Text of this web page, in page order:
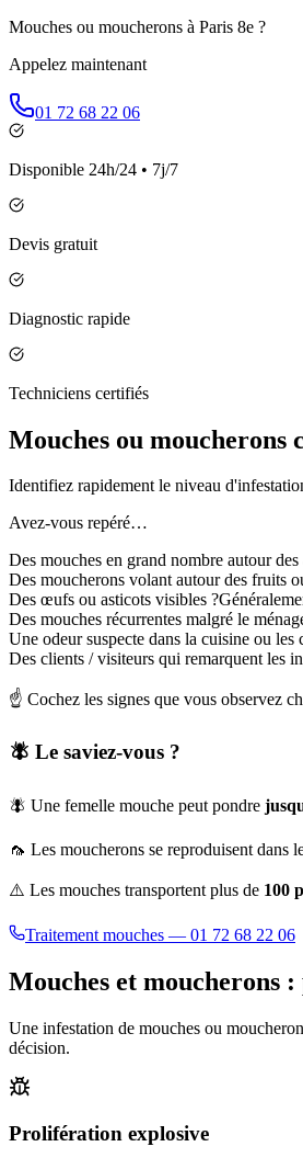
Mouches ou moucherons à Paris 8e ?
Appelez maintenant
01 72 68 22 06
Disponible 24h/24 • 7j/7
Devis gratuit
Diagnostic rapide
Techniciens certifiés
Mouches ou moucherons
Identifiez rapidement le niveau
Avez-vous repéré…
Des mouches en grand nombre autour des
Des moucherons volant autour des fruits
Des œufs ou asticots visibles ?
Des mouches récurrentes malgré le
Une odeur suspecte dans la cuisine ou les
Des clients / visiteurs qui remarquent les
☝️ Cochez les signes que vous observez
🪰 Le saviez-vous ?
🪰 Une femelle mouche peut pondre
🦟 Les moucherons se reproduisent dans
⚠️ Les mouches transportent plus de 100
Traitement mouches — 01 72 68 22 06
Mouches et moucherons
Une infestation de mouches ou
décision.
Prolifération explosive